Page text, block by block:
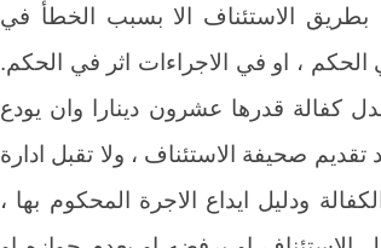
الاستئناف الا بسبب الخطأ في
الحكم ، او في الاجراءات اثر في الحكم.
كفالة قدرها عشرون دينارا وان يودع
تقديم صحيفة الاستئناف ، ولا تقبل ادارة
ودليل ايداع الاجرة المحكوم بها ،